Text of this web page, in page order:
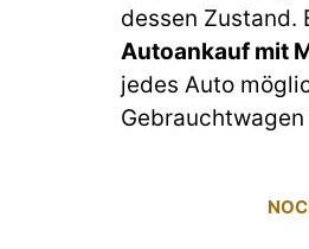
dessen Zustand.
Autoankauf mit
jedes Auto